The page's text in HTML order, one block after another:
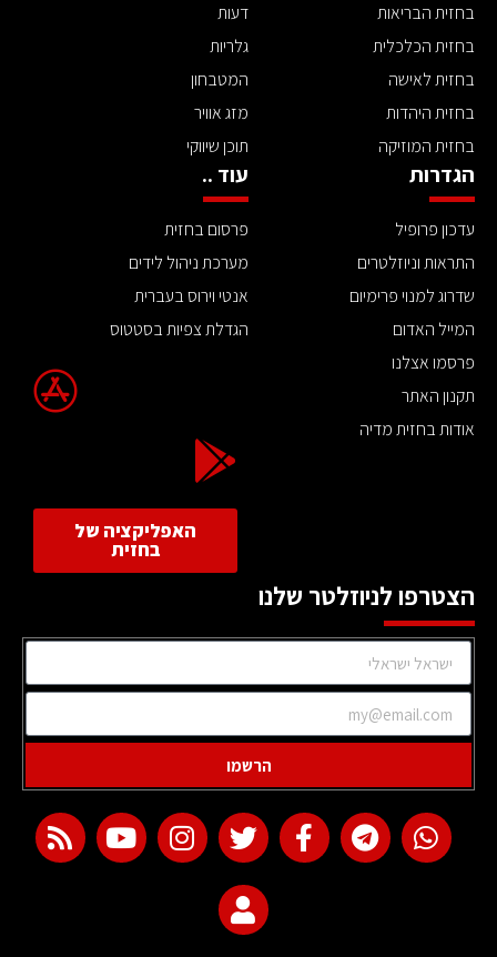
בחזית הבריאות
בחזית הכלכלית
בחזית לאישה
בחזית היהדות
בחזית המוזיקה
דעות
גלריות
המטבחון
מזג אוויר
תוכן שיווקי
הגדרות
עדכון פרופיל
התראות וניוזלטרים
שדרוג למנוי פרימיום
המייל האדום
פרסמו אצלנו
תקנון האתר
אודות בחזית מדיה
עוד ..
פרסום בחזית
מערכת ניהול לידים
אנטי וירוס בעברית
הגדלת צפיות בסטטוס
האפליקציה של
בחזית
הצטרפו לניוזלטר שלנו
הרשמו